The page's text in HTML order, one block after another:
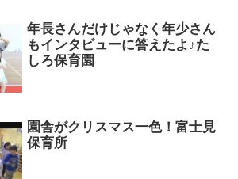
年長さんだけじゃなく年少さん
もインタビューに答えたよ♪た
しろ保育園
園舎がクリスマス一色！富士見
保育所